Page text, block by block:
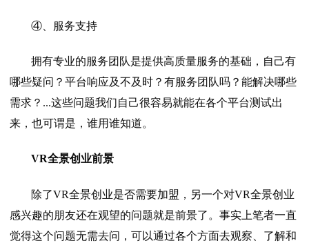
④、服务支持
拥有专业的服务团队是提供高质量服务的基础，自己有
哪些疑问？平台响应及不及时？有服务团队吗？能解决哪些
需求？...这些问题我们自己很容易就能在各个平台测试出
来，也可谓是，谁用谁知道。
VR全景创业前景
除了VR全景创业是否需要加盟，另一个对VR全景创业
感兴趣的朋友还在观望的问题就是前景了。事实上笔者一直
觉得这个问题无需去问，可以通过各个方面去观察、了解和